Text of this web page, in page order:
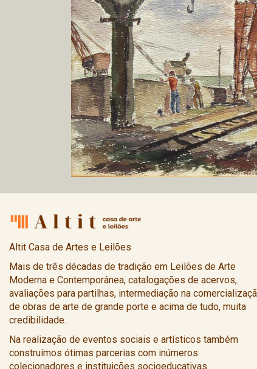
Altit Casa de Artes e Leilões
Mais de três décadas de tradição em Leilões de Arte
Moderna e Contemporânea, catalogações de acervos,
avaliações para partilhas, intermediação na
de obras de arte de grande porte e acima de tudo, muita
credibilidade.
Na realização de eventos sociais e artísticos também
construímos ótimas parcerias com inúmeros
colecionadores e instituições socioeducativas.